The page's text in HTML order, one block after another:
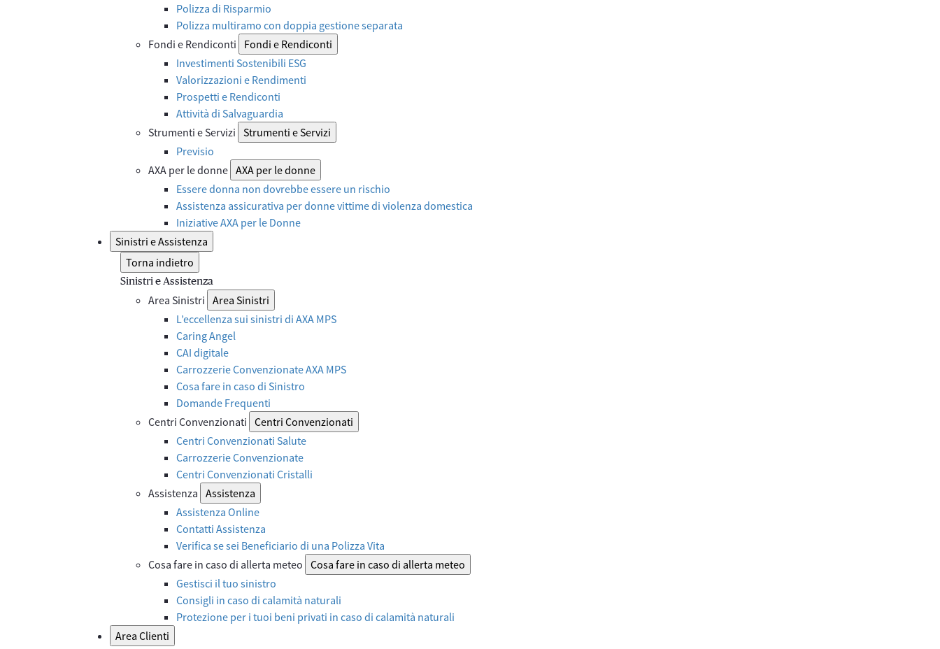
Polizza di Risparmio
Polizza multiramo con doppia gestione separata
Fondi e Rendiconti
Fondi e Rendiconti
Investimenti Sostenibili ESG
Valorizzazioni e Rendimenti
Prospetti e Rendiconti
Attività di Salvaguardia
Strumenti e Servizi Strumenti e Servizi
Previsio
AXA per le donne AXA per le donne
Essere donna non dovrebbe essere un rischio
Assistenza assicurativa per donne vittime di violenza domestica
Iniziative AXA per le Donne
Sinistri e Assistenza
Torna indietro
Sinistri e Assistenza
Area Sinistri Area Sinistri
L’eccellenza sui sinistri di AXA MPS
Caring Angel
CAI digitale
Carrozzerie Convenzionate AXA MPS
Cosa fare in caso di Sinistro
Domande Frequenti
Centri Convenzionati Centri Convenzionati
Centri Convenzionati Salute
Carrozzerie Convenzionate
Centri Convenzionati Cristalli
Assistenza Assistenza
Assistenza Online
Contatti Assistenza
Verifica se sei Beneficiario di una Polizza Vita
Cosa fare in caso di allerta meteo Cosa fare in caso di allerta meteo
Gestisci il tuo sinistro
Consigli in caso di calamità naturali
Protezione per i tuoi beni privati in caso di calamità naturali
Area Clienti